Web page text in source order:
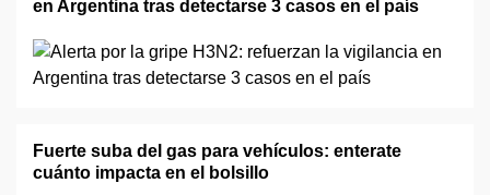
en Argentina tras detectarse 3 casos en el país
Fuerte suba del gas para vehículos: enterate
cuánto impacta en el bolsillo